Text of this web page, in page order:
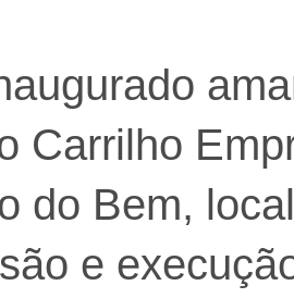
Carrilho
do Bem,
e